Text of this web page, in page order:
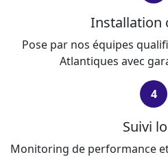
Installation
Pose par nos équipes
Atlantiques avec
4
Suivi
Monitoring de performance